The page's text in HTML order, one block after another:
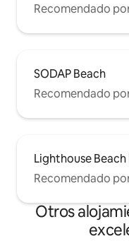
Recomendado
SODAP Beach
Recomendado
Lighthouse Beach
Recomendado
Otros